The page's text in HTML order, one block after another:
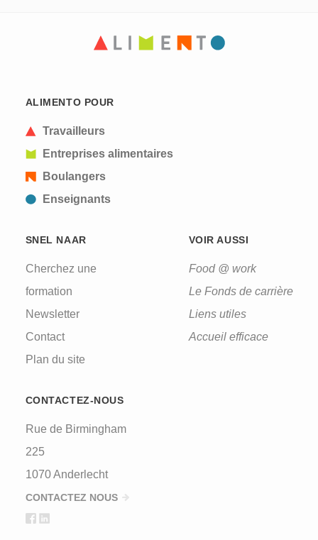
ALIMENTO POUR
Travailleurs
Entreprises alimentaires
Boulangers
Enseignants
SNEL NAAR
Cherchez une
formation
Newsletter
Contact
Plan du site
VOIR AUSSI
Food @ work
Le Fonds de carrière
Liens utiles
Accueil efficace
CONTACTEZ-NOUS
Rue de Birmingham
225
1070 Anderlecht
CONTACTEZ NOUS